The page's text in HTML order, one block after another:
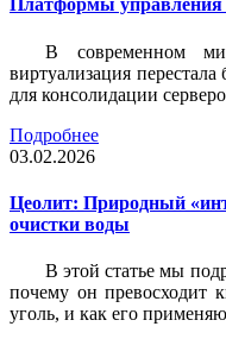
Платформы
В современном
виртуализация
для консолидации
Подробнее
03.02.2026
Цеолит: Природный
очистки воды
В этой статье мы
почему он превосходит
уголь, и как его